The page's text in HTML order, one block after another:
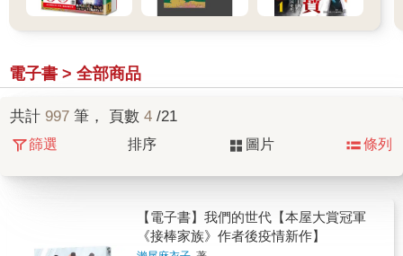
電子書 > 全部商品
共計 997 筆， 頁數 4 /21
篩選 排序 圖片 條列
【電子書】我們的世代【本屋大賞冠軍
《接棒家族》作者後疫情新作】